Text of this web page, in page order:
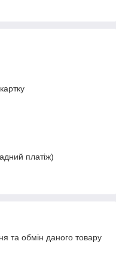
платіж)
та обмін даного товару